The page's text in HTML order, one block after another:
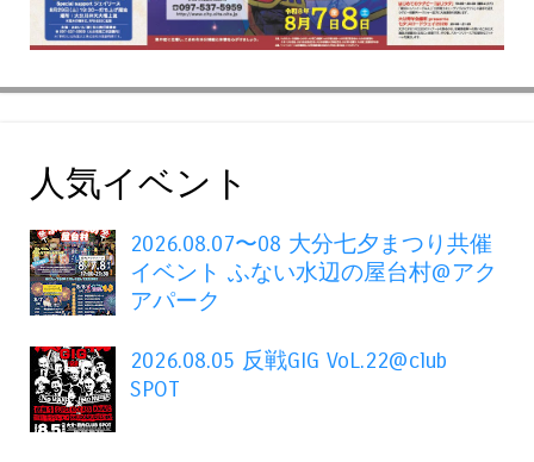
人気イベント
2026.08.07〜08 大分七夕まつり共催
イベント ふない水辺の屋台村@アク
アパーク
2026.08.05 反戦GIG VoL.22@club
SPOT